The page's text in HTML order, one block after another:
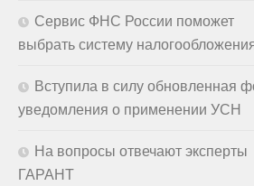
Сервис ФНС России поможет
выбрать систему
Вступила в силу обновленная
уведомления о применении УСН
На вопросы отвечают эксперты
ГАРАНТ